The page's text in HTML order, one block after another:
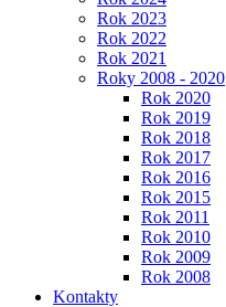
Rok 2023
Rok 2022
Rok 2021
Roky 2008 - 2020
Rok 2020
Rok 2019
Rok 2018
Rok 2017
Rok 2016
Rok 2015
Rok 2011
Rok 2010
Rok 2009
Rok 2008
Kontakty